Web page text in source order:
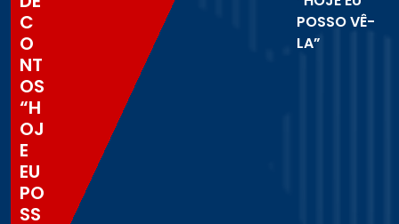
C
O
NT
OS
“H
OJ
E
EU
PO
SS
POSSO VÊ-
LA”